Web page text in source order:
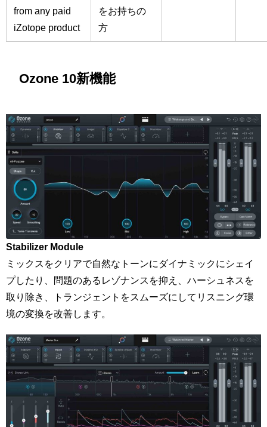
from any paid
iZotope product
をお持ちの
方
Ozone 10新機能
Stabilizer Module
ミックスをクリアで自然なトーンにダイナミックにシェイ
プしたり、問題のあるレゾナンスを抑え、ハーシュネスを
取り除き、トランジェントをスムーズにしてリスニング環
境の変換を改善します。